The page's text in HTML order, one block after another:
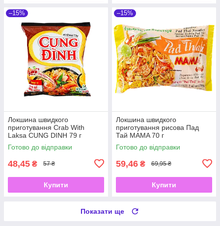
–15%
Локшина швидкого
приготування Crab With
Laksa CUNG DINH 79 г
Готово до відправки
48,45 ₴ 57 ₴
Купити
–15%
Локшина швидкого
приготування рисова Пад
Тай MAMA 70 г
Готово до відправки
59,46 ₴ 69,95 ₴
Купити
Показати ще